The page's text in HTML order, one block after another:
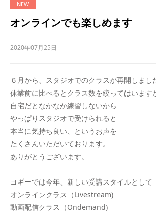
オンラインでも楽しめます
2020年07月25日
６月から、スタジオでのクラスが再開しまし
休業前に比べるとクラス数を絞ってはいます
自宅だとなかなか練習しないから
やっぱりスタジオで受けられると
本当に気持ち良い、というお声を
たくさんいただいております。
ありがとうございます。
ヨギーでは今年、新しい受講スタイルとして
オンラインクラス（Livestream)
動画配信クラス（Ondemand)